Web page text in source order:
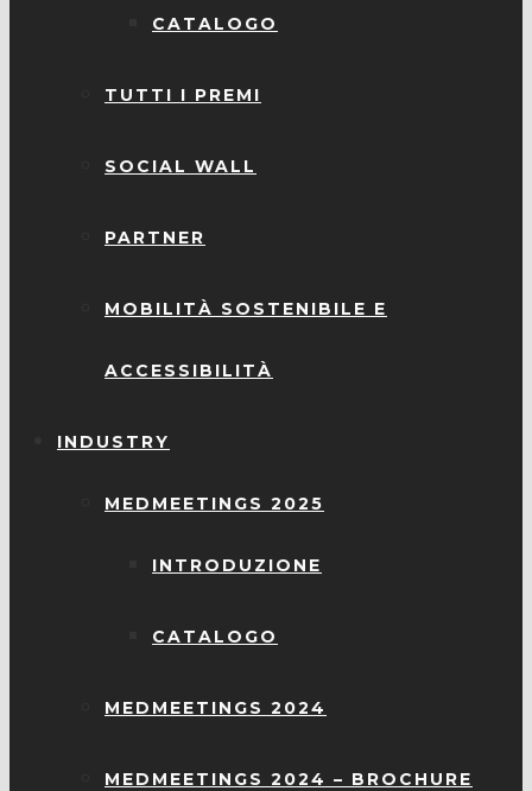
CATALOGO
TUTTI I PREMI
SOCIAL WALL
PARTNER
MOBILITÀ SOSTENIBILE E
ACCESSIBILITÀ
INDUSTRY
MEDMEETINGS 2025
INTRODUZIONE
CATALOGO
MEDMEETINGS 2024
MEDMEETINGS 2024 – BROCHURE